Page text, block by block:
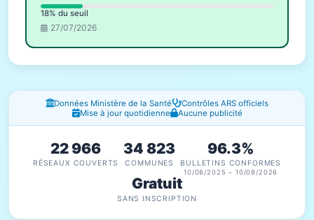
18% du seuil
27/07/2026
Fenêtres d'information
Données Ministère de la Santé
Contrôles ARS officiels
Mise à jour quotidienne
Aucune publicité
22 966
RÉSEAUX COUVERTS
34 823
COMMUNES
96.3%
BULLETINS CONFORMES
10/08/2025 – 10/08/2026
Gratuit
SANS INSCRIPTION